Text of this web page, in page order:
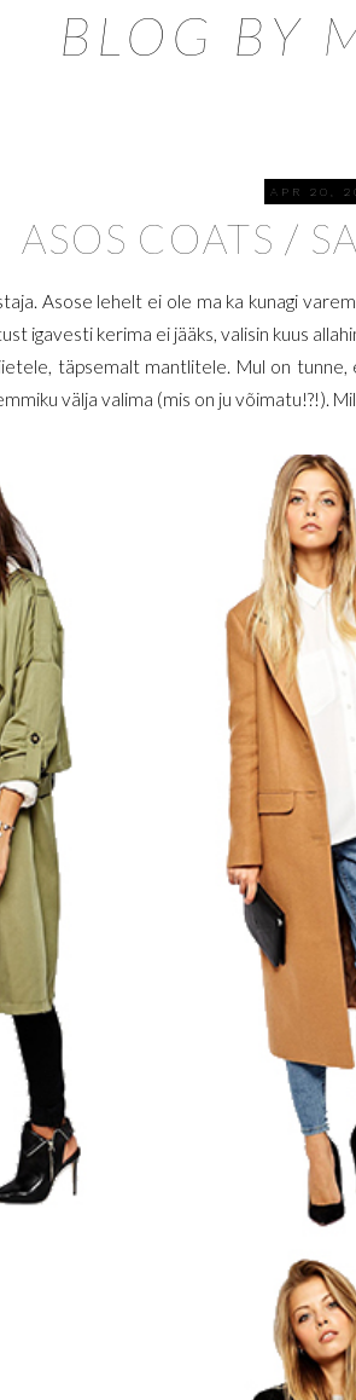
BLOG BY
APR 20,
ASOS COATS /
Asose lehelt ei ole ma ka kunagi
igavesti kerima ei jääks, valisin kuus
täpsemalt mantlitele. Mul on
välja valima (mis on ju võimatu!?!).